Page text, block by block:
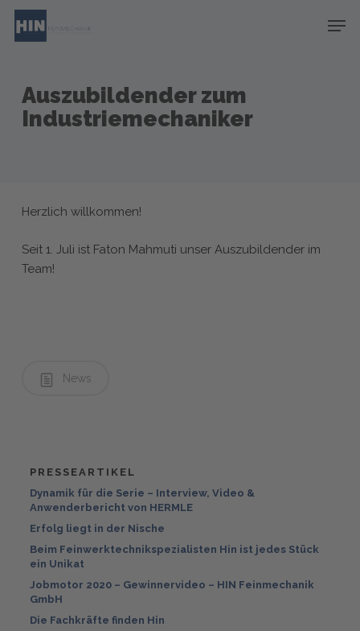
Skip
Auszubildender zum
Industriemechaniker
Herzlich willkommen!
Seit 1. Juli ist Faton Mahmuti unser Auszubildender im
Team!
News
PRESSEARTIKEL
Dynamik für die Serie – Interview, Video &
Anwenderbericht von HERMLE
Erfolg liegt in der Nische
Beim Feinwerktechnikspezialisten Hin ist jedes Stück
ein Unikat
Jobmotor 2020 – Gewinnervideo – HIN Feinmechanik
GmbH
Die Fachkräfte finden Hin